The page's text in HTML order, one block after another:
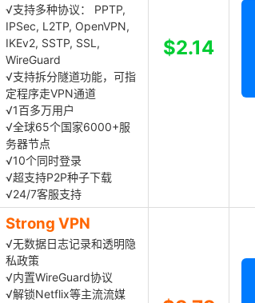
√支持多种协议： PPTP,
IPSec, L2TP, OpenVPN,
IKEv2, SSTP, SSL,
WireGuard
√支持拆分隧道功能，可指
定程序走VPN通道
√1百多万用户
√全球65个国家6000+服
务器节点
√10个同时登录
√超支持P2P种子下载
√24/7客服支持
$2.14
Strong VPN
√无数据日志记录和透明隐
私政策
√内置WireGuard协议
√解锁Netflix等主流流媒